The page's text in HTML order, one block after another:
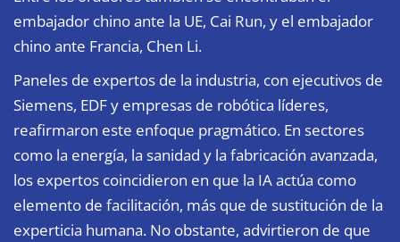
embajador chino ante la UE, Cai Run, y el embajador
chino ante Francia, Chen Li.
Paneles de expertos de la industria, con ejecutivos de
Siemens, EDF y empresas de robótica líderes,
reafirmaron este enfoque pragmático. En sectores
como la energía, la sanidad y la fabricación avanzada,
los expertos coincidieron en que la IA actúa como
elemento de facilitación, más que de sustitución de la
experticia humana. No obstante, advirtieron de que